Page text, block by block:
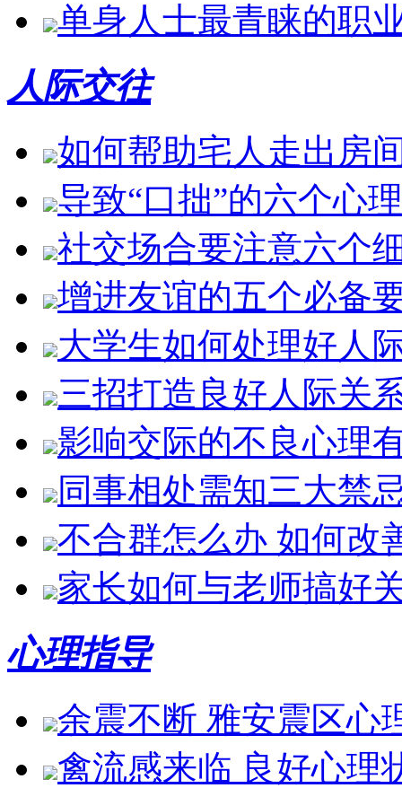
单身人士最青睐的职
人际交往
如何帮助宅人走出房
导致“口拙”的六个心
社交场合要注意六个
增进友谊的五个必备
大学生如何处理好人
三招打造良好人际关
影响交际的不良心理
同事相处需知三大禁
不合群怎么办 如何改
家长如何与老师搞好
心理指导
余震不断 雅安震区心
禽流感来临 良好心理